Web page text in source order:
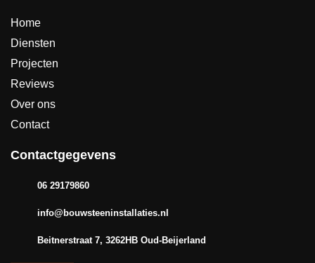
Home
Diensten
Projecten
Reviews
Over ons
Contact
Contactgegevens
06 29179860
info@bouwsteeninstallaties.nl
Beitnerstraat 7, 3262HB Oud-Beijerland